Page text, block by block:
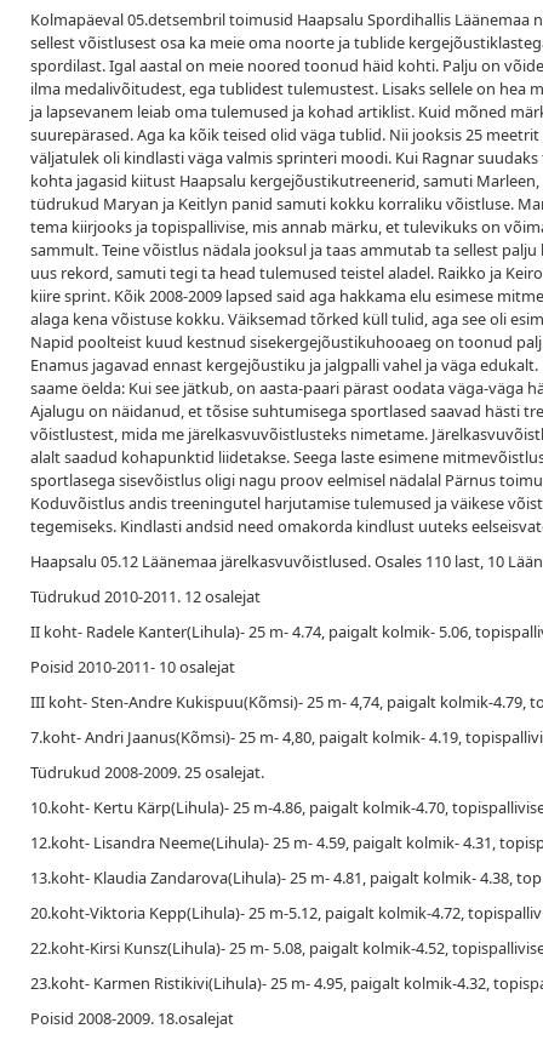
Kolmapäeval 05.detsembril toimusid Haapsalu Spordihallis
sellest võistlusest osa ka meie oma noorte ja tublide
spordilast. Igal aastal on meie noored toonud häid kohti. Palju on
ilma medalivõitudest, ega tublidest tulemustest. Lisaks sellele on hea
ja lapsevanem leiab oma tulemused ja kohad artiklist. Kuid mõned
suurepärased. Aga ka kõik teised olid väga tublid. Nii jooksis 25
väljatulek oli kindlasti väga valmis sprinteri moodi. Kui Ragnar
kohta jagasid kiitust Haapsalu kergejõustikutreenerid, samuti
tüdrukud Maryan ja Keitlyn panid samuti kokku korraliku võistluse.
tema kiirjooks ja topispallivise, mis annab märku, et tulevikuks on
sammult. Teine võistlus nädala jooksul ja taas ammutab ta sellest
uus rekord, samuti tegi ta head tulemused teistel aladel. Raikko ja
kiire sprint. Kõik 2008-2009 lapsed said aga hakkama elu esimese
alaga kena võistuse kokku. Väiksemad tõrked küll tulid, aga see oli
Napid poolteist kuud kestnud sisekergejõustikuhooaeg on toonud
Enamus jagavad ennast kergejõustiku ja jalgpalli vahel ja väga
saame öelda: Kui see jätkub, on aasta-paari pärast oodata väga-väga
Ajalugu on näidanud, et tõsise suhtumisega sportlased saavad hästi
võistlustest, mida me järelkasvuvõistlusteks nimetame.
alalt saadud kohapunktid liidetakse. Seega laste esimene
sportlasega sisevõistlus oligi nagu proov eelmisel nädalal Pärnus
Koduvõistlus andis treeningutel harjutamise tulemused ja väikese
tegemiseks. Kindlasti andsid need omakorda kindlust uuteks
Haapsalu 05.12 Läänemaa järelkasvuvõistlused. Osales 110 last, 10
Tüdrukud 2010-2011. 12 osalejat
II koht- Radele Kanter(Lihula)- 25 m- 4.74, paigalt kolmik- 5.06,
Poisid 2010-2011- 10 osalejat
III koht- Sten-Andre Kukispuu(Kõmsi)- 25 m- 4,74, paigalt kolmik-4.79,
7.koht- Andri Jaanus(Kõmsi)- 25 m- 4,80, paigalt kolmik- 4.19,
Tüdrukud 2008-2009. 25 osalejat.
10.koht- Kertu Kärp(Lihula)- 25 m-4.86, paigalt kolmik-4.70,
12.koht- Lisandra Neeme(Lihula)- 25 m- 4.59, paigalt kolmik- 4.31,
13.koht- Klaudia Zandarova(Lihula)- 25 m- 4.81, paigalt kolmik- 4.38,
20.koht-Viktoria Kepp(Lihula)- 25 m-5.12, paigalt kolmik-4.72,
22.koht-Kirsi Kunsz(Lihula)- 25 m- 5.08, paigalt kolmik-4.52,
23.koht- Karmen Ristikivi(Lihula)- 25 m- 4.95, paigalt kolmik-4.32,
Poisid 2008-2009. 18.osalejat